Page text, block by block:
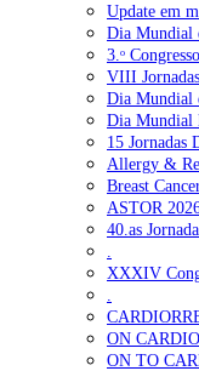
Update em
Dia Mundial
3.ᵒ
VIII
Dia Mundial
Dia Mundial
15 Jornadas
Allergy &
Breast
ASTOR
40.as
XXXIV
ON
ON TO